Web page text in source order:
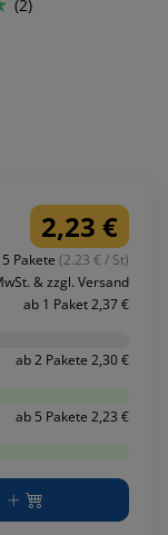
(2)
2,23 €
Pakete (2.23 € / St)
& zzgl. Versand
ab 1 Paket 2,37 €
ab 2 Pakete 2,30 €
ab 5 Pakete 2,23 €